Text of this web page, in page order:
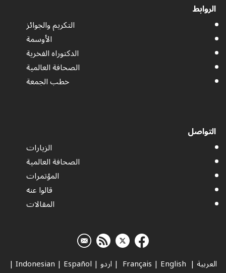
الروابط
التكريم والجوائز
الأوسمة
الدكتوراه الفخرية
الصحافة العالمية
خطب الجمعة
التواصل
الزيارات
الصحافة العالمية
المؤتمرات
قالوا عنه
المقالات
العربية |
| English
| اردو |
Indonesian | Español
|